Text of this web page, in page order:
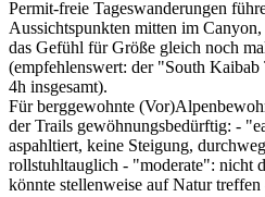
Permit-freie Tageswanderungen
Aussichtspunkten mitten im
das Gefühl für Größe gleich noch
(empfehlenswert: der "South
4h insgesamt).
Für berggewohnte
der Trails gewöhnungsbedürftig: -
aspahltiert, keine Steigung,
rollstuhltauglich - "moderate": nicht
könnte stellenweise auf Natur